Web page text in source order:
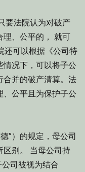
要法院认为对破产
理、公平的， 就可
还可以根据《公司特
况下，可以将子公
合并的破产清算。法
、公平且为保护子公
”）的规定，母公司
区别。 当母公司持
司被视为结合